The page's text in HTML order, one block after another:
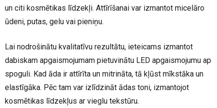
un citi kosmētikas līdzekļi. Attīrīšanai var izmantot micelāro
ūdeni, putas, gelu vai pieniņu.
Lai nodrošinātu kvalitatīvu rezultātu, ieteicams izmantot
dabiskam apgaismojumam pietuvinātu LED apgaismojumu ap
spoguli. Kad āda ir attīrīta un mitrināta, tā kļūst mīkstāka un
elastīgāka. Pēc tam var izlīdzināt ādas toni, izmantojot
kosmētikas līdzekļus ar vieglu tekstūru.